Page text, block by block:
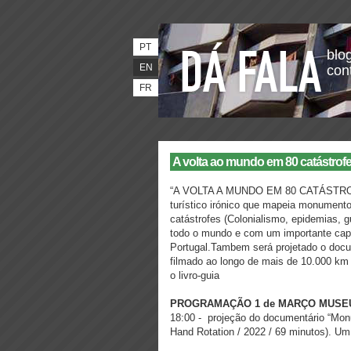
PT
EN
FR
A volta ao mundo em 80
“A VOLTA A MUNDO EM 80
turístico irónico que mapeia
catástrofes (Colonialismo, epidemias,
todo o mundo e com um importante
Portugal.Tambem será projetado o
filmado ao longo de mais de 10.000
o livro-guia
PROGRAMAÇÃO 1 de MARÇO
18:00 - projeção do documentário
Hand Rotation / 2022 / 69 minutos).